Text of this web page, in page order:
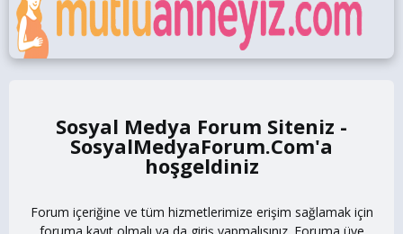
Sosyal Medya Forum Siteniz -
SosyalMedyaForum.Com
Forum içeriğine ve tüm hizmetlerimize erişim sağlamak için